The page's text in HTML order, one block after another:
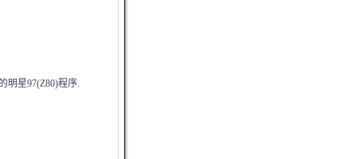
明星97(Z80)程序.